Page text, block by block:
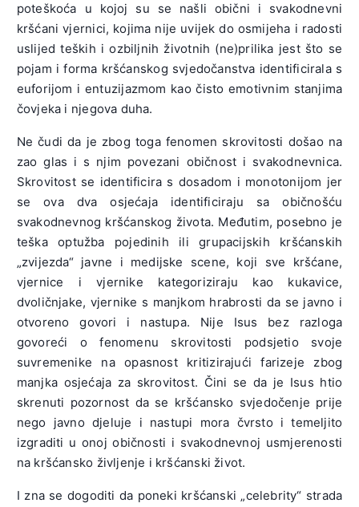
poteškoća u kojoj su se našli obični i svakodnevni
kršćani vjernici, kojima nije uvijek do osmijeha i radosti
uslijed teških i ozbiljnih životnih (ne)prilika jest što se
pojam i forma kršćanskog svjedočanstva identificirala s
euforijom i entuzijazmom kao čisto emotivnim stanjima
čovjeka i njegova duha.
Ne čudi da je zbog toga fenomen skrovitosti došao na
zao glas i s njim povezani običnost i svakodnevnica.
Skrovitost se identificira s dosadom i monotonijom jer
se ova dva osjećaja identificiraju sa običnošću
svakodnevnog kršćanskog života. Međutim, posebno je
teška optužba pojedinih ili grupacijskih kršćanskih
„zvijezda“ javne i medijske scene, koji sve kršćane,
vjernice i vjernike kategoriziraju kao kukavice,
dvoličnjake, vjernike s manjkom hrabrosti da se javno i
otvoreno govori i nastupa. Nije Isus bez razloga
govoreći o fenomenu skrovitosti podsjetio svoje
suvremenike na opasnost kritizirajući farizeje zbog
manjka osjećaja za skrovitost. Čini se da je Isus htio
skrenuti pozornost da se kršćansko svjedočenje prije
nego javno djeluje i nastupi mora čvrsto i temeljito
izgraditi u onoj običnosti i svakodnevnoj usmjerenosti
na kršćansko življenje i kršćanski život.
I zna se dogoditi da poneki kršćanski „celebrity“ strada